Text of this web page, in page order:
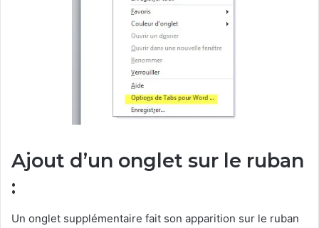
Ajout d’un onglet sur le ruban
:
Un onglet supplémentaire fait son apparition sur le ruban